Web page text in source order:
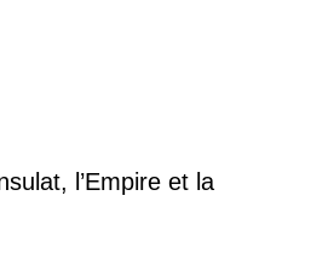
l’Empire et la